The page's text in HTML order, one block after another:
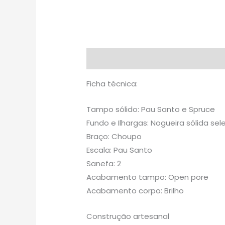
Ficha técnica:
Tampo sólido: Pau Santo e Spruce
Fundo e Ilhargas: Nogueira sólida
Braço: Choupo
Escala: Pau Santo
Sanefa: 2
Acabamento tampo: Open pore
Acabamento corpo: Brilho
Construção artesanal